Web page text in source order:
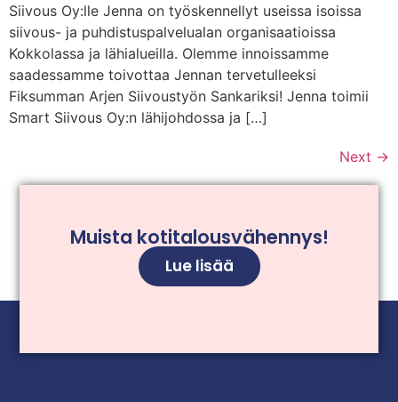
Siivous Oy:lle Jenna on työskennellyt useissa isoissa
siivous- ja puhdistuspalvelualan organisaatioissa
Kokkolassa ja lähialueilla. Olemme innoissamme
saadessamme toivottaa Jennan tervetulleeksi
Fiksumman Arjen Siivoustyön Sankariksi! Jenna toimii
Smart Siivous Oy:n lähijohdossa ja […]
Next →
Muista kotitalousvähennys!
Lue lisää